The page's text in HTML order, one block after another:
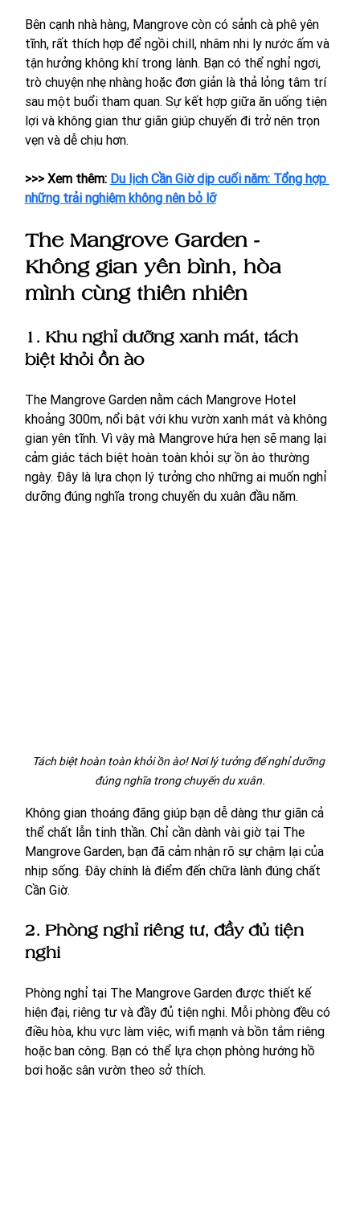
Bên cạnh nhà hàng, Mangrove còn có sảnh cà phê yên
tĩnh, rất thích hợp để ngồi chill, nhâm nhi ly nước ấm và
tận hưởng không khí trong lành. Bạn có thể nghỉ ngơi,
trò chuyện nhẹ nhàng hoặc đơn giản là thả lỏng tâm trí
sau một buổi tham quan. Sự kết hợp giữa ăn uống tiện
lợi và không gian thư giãn giúp chuyến đi trở nên trọn
vẹn và dễ chịu hơn.
>>> Xem thêm: Du lịch Cần Giờ dịp cuối năm: Tổng hợp
những trải nghiệm không nên bỏ lỡ
The Mangrove Garden -
Không gian yên bình, hòa
mình cùng thiên nhiên
1. Khu nghỉ dưỡng xanh mát, tách
biệt khỏi ồn ào
The Mangrove Garden nằm cách Mangrove Hotel
khoảng 300m, nổi bật với khu vườn xanh mát và không
gian yên tĩnh. Vì vậy mà Mangrove hứa hẹn sẽ mang lại
cảm giác tách biệt hoàn toàn khỏi sự ồn ào thường
ngày. Đây là lựa chọn lý tưởng cho những ai muốn nghỉ
dưỡng đúng nghĩa trong chuyến du xuân đầu năm.
Tách biệt hoàn toàn khỏi ồn ào! Nơi lý tưởng để nghỉ dưỡng
đúng nghĩa trong chuyến du xuân.
Không gian thoáng đãng giúp bạn dễ dàng thư giãn cả
thể chất lẫn tinh thần. Chỉ cần dành vài giờ tại The
Mangrove Garden, bạn đã cảm nhận rõ sự chậm lại của
nhịp sống. Đây chính là điểm đến chữa lành đúng chất
Cần Giờ.
2. Phòng nghỉ riêng tư, đầy đủ tiện
nghi
Phòng nghỉ tại The Mangrove Garden được thiết kế
hiện đại, riêng tư và đầy đủ tiện nghi. Mỗi phòng đều có
điều hòa, khu vực làm việc, wifi mạnh và bồn tắm riêng
hoặc ban công. Bạn có thể lựa chọn phòng hướng hồ
bơi hoặc sân vườn theo sở thích.